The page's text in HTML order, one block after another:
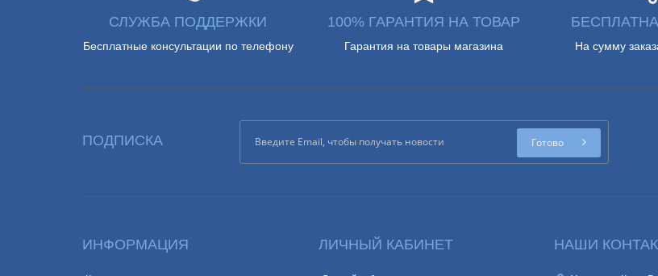
СЛУЖБА ПОДДЕРЖКИ
Бесплатные консультации по телефону
100% ГАРАНТИЯ НА ТОВАР
Гарантия на товары магазина На сумму
ПОДПИСКА Готово
ИНФОРМАЦИЯ ЛИЧНЫЙ КАБИНЕТ НАШИ